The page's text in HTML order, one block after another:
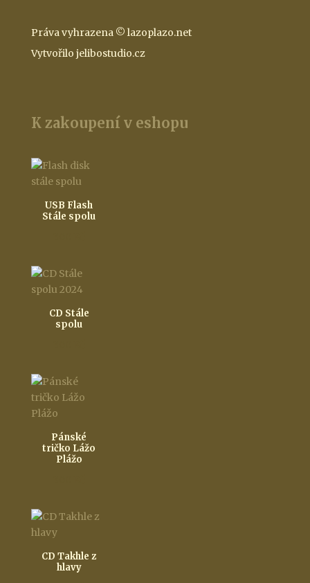
Práva vyhrazena © lazoplazo.net
Vytvořilo jelibostudio.cz
K zakoupení v eshopu
USB Flash
Stále spolu
CD Stále
spolu
Pánské
tričko Lážo
Plážo
CD Takhle z
hlavy